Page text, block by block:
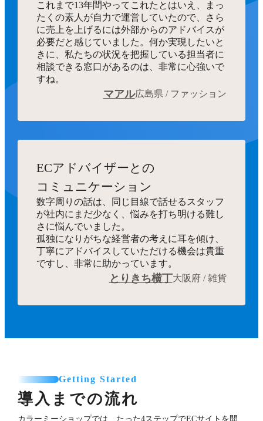
これまで13年間やってこれたとはいえ、まっ
たくの素人が自力で運営していたので、さら
に売上を上げるには外部からのアドバイスが
必要だと感じていました。何か実現したいと
きに、私たちの状況を把握している担当者に
相談できる窓口があるのは、非常に心強いで
すね。
マアル広島県 / ファッション
ECアドバイザーとの
コミュニケーション
数字周りの話は、同じ目線で話せるスタッフ
が社内にまだ少なく、悩みを打ち明ける難し
さに悩んでいました。
孤独になりがちな経営者の考えに耳を傾け、
丁寧にアドバイスしていただける機会は貴重
ですし、非常に助かっています。
とりきち横丁大阪府 / 雑貨
Getting Started
導入までの流れ
カラーミーショップでは、たった4ステップでECサイトを開